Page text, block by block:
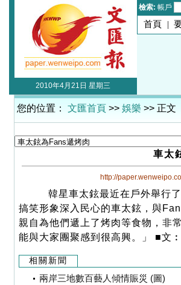
檢索: 帳戶
首頁 |
2010年4月21日 星期三
您的位置： 文匯首頁 >> 娛樂 >> 正文
車太
http://
韓星車太鉉最近在戶外舉行
搞笑形象深入民心的車太鉉，與
親自為他們遞上了烤肉等食物，非
能與大家團聚感到很高興。」 ■文
相關新聞
兩岸三地數百藝人傾情賑災 (圖)